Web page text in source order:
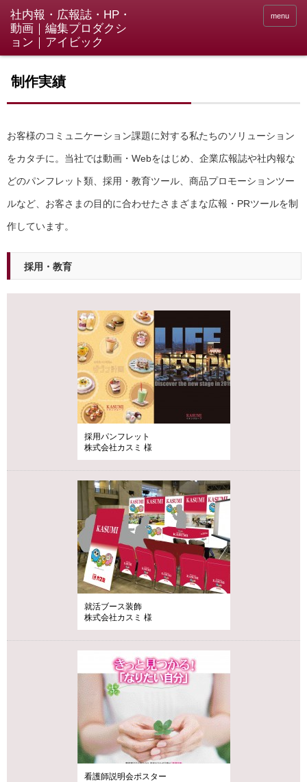
menu
制作実績
お客様のコミュニケーション課題に対する私たちのソリューション
をカタチに。当社では動画・Webをはじめ、企業広報誌や社内報な
どのパンフレット類、採用・教育ツール、商品プロモーションツー
ルなど、お客さまの目的に合わせたさまざまな広報・PRツールを制
作しています。
採用・教育
採用パンフレット
株式会社カスミ 様
就活ブース装飾
株式会社カスミ 様
看護師説明会ポスター